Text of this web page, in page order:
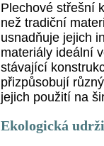
Plechové střešní
než tradiční
usnadňuje jejich
materiály ideální
stávající
přizpůsobují
jejich použití na
Ekologická